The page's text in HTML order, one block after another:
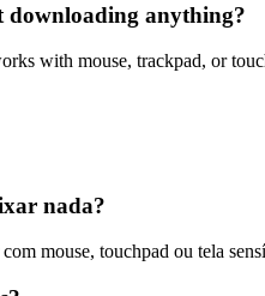
downloading anything?
with mouse, trackpad, or
nada?
mouse, touchpad ou tela